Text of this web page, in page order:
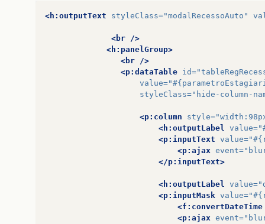
<h:outputText styleClass="modalRecessoAuto"
<br />
<h:panelGroup>
<br />
<p:dataTable id=
value=
styleClass="hide-column-
<p:column style=
<h:outputLabel value=
<p:inputText value=
<p:ajax event=
</p:inputText>
<h:outputLabel value=
<p:inputMask value=
<f:convertDateTime
<p:ajax event=